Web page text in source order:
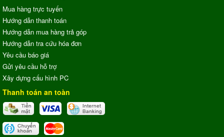
Mua hàng trực tuyến
Hướng dẫn thanh toán
Hướng dẫn mua hàng trả góp
Hướng dẫn tra cứu hóa đơn
Yêu cầu báo giá
Gửi yêu cầu hỗ trợ
Xây dựng cấu hình PC
Thanh toán an toàn